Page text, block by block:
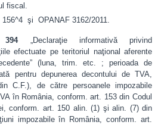
fiscal.
şi OPANAF 3162/2011.
394 „Declaraţie informativă privind
efectuate pe teritoriul naţional aferente
(luna, trim. etc. ; perioada de
pentru depunerea decontului de TVA,
C.F.), de către persoanele impozabile
în România, conform. art. 153 din Codul
conform. art. 150 alin. (1) şi alin. (7) din
impozabile în România, conform. art.